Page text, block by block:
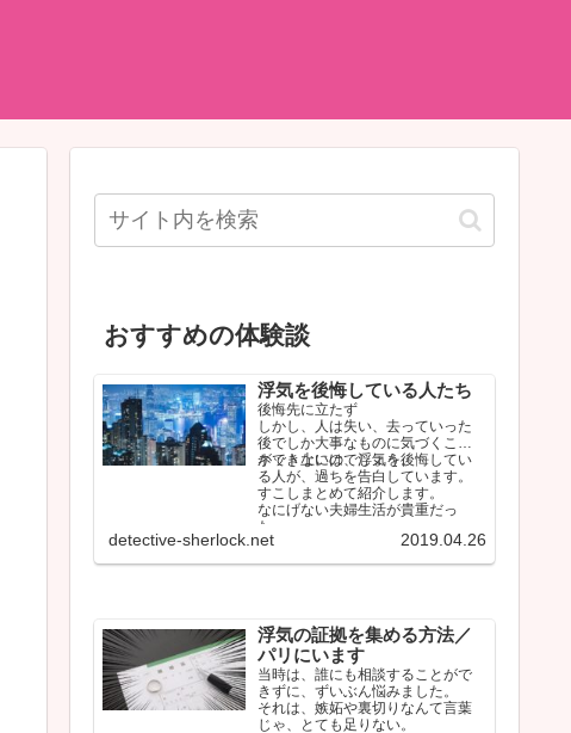
おすすめの体験談
浮気を後悔している人たち
後悔先に立たず
しかし、人は失い、去っていった
後でしか大事なものに気づくこと
ができないのでしょう。
ネット上には、浮気を後悔してい
る人が、過ちを告白しています。
すこしまとめて紹介します。
なにげない夫婦生活が貴重だっ
た…
detective-sherlock.net 2019.04.26
浮気の証拠を集める方法／
パリにいます
当時は、誰にも相談することがで
きずに、ずいぶん悩みました。
それは、嫉妬や裏切りなんて言葉
じゃ、とても足りない。